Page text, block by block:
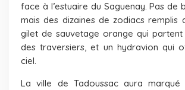
face à l’estuaire du Saguenay. Pas de
mais des dizaines de zodiacs remplis
gilet de sauvetage orange qui partent
des traversiers, et un hydravion qui
ciel.
La ville de Tadoussac aura